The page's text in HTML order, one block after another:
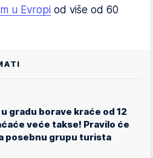
u Evropi od više od 60
u gradu borave kraće od 12
veće takse! Pravilo će
posebnu grupu turista